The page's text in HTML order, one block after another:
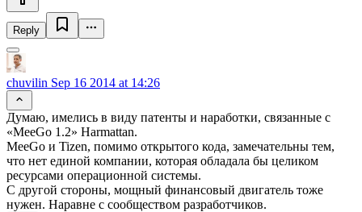
Reply
chuvilin Sep 16 2014 at 14:26
Думаю, имелись в виду патенты и наработки, связанные с
«MeeGo 1.2» Harmattan.
MeeGo и Tizen, помимо открытого кода, замечательны тем,
что нет единой компании, которая обладала бы целиком
ресурсами операционной системы.
С другой стороны, мощный финансовый двигатель тоже
нужен. Наравне с сообществом разработчиков.